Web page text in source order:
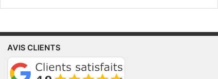
AVIS CLIENTS